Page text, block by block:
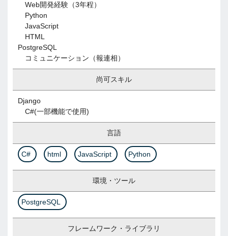
Web開発経験（3年程）
Python
JavaScript
HTML
PostgreSQL
コミュニケーション（報連相）
尚可スキル
Django
C#(一部機能で使用)
言語
C# html JavaScript Python
環境・ツール
PostgreSQL
フレームワーク・ライブラリ